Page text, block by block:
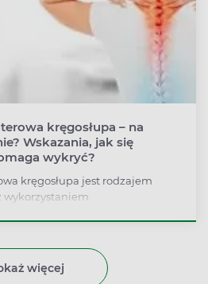
kręgosłupa – na
Wskazania, jak się
wykryć?
kręgosłupa jest rodzajem
wykorzystaniem
nie zostało znalezione w
prześwietleniu rentgenowskim.
więcej